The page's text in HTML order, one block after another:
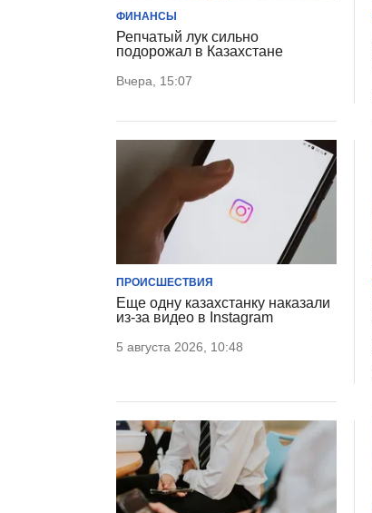
ФИНАНСЫ
Репчатый лук сильно
подорожал в Казахстане
Вчера, 15:07
ПРОИСШЕСТВИЯ
Еще одну казахстанку наказали
из-за видео в Instagram
5 августа 2026, 10:48